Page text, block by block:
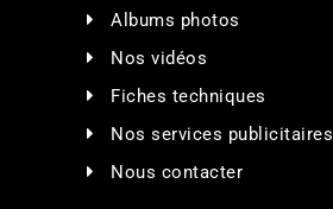
Albums photos
Nos vidéos
Fiches techniques
Nos services publicitaires
Nous contacter